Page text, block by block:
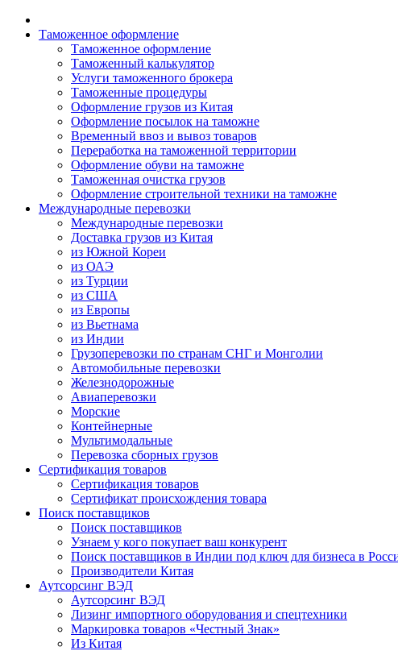
Таможенное оформление
Таможенное оформление
Таможенный калькулятор
Услуги таможенного брокера
Таможенные процедуры
Оформление грузов из Китая
Оформление посылок на таможне
Временный ввоз и вывоз товаров
Переработка на таможенной территории
Оформление обуви на таможне
Таможенная очистка грузов
Оформление строительной техники на таможне
Международные перевозки
Международные перевозки
Доставка грузов из Китая
из Южной Кореи
из ОАЭ
из Турции
из США
из Европы
из Вьетнама
из Индии
Грузоперевозки по странам СНГ и Монголии
Автомобильные перевозки
Железнодорожные
Авиаперевозки
Морские
Контейнерные
Мультимодальные
Перевозка сборных грузов
Сертификация товаров
Сертификация товаров
Сертификат происхождения товара
Поиск поставщиков
Поиск поставщиков
Узнаем у кого покупает ваш конкурент
Поиск поставщиков в Индии под ключ для бизнеса в
Производители Китая
Аутсорсинг ВЭД
Аутсорсинг ВЭД
Лизинг импортного оборудования и спецтехники
Маркировка товаров «Честный Знак»
Из Китая